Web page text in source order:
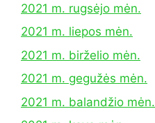
2021 m. rugsėjo mėn.
2021 m. liepos mėn.
2021 m. birželio mėn.
2021 m. gegužės mėn.
2021 m. balandžio mėn.